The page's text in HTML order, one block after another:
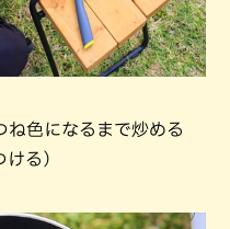
色になるまで炒める
る）